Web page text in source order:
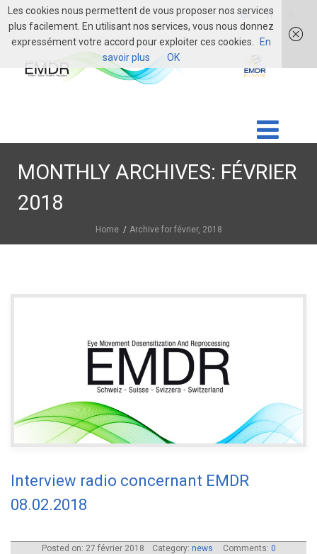
login de fr
MONTHLY ARCHIVES: FÉVRIER
2018
Home Archive for février, 2018
Interview radio concernant EMDR
08.02.2018
Posted on: 27 février 2018 Category: news Comments: 0
Les cookies nous permettent de vous proposer nos services
plus facilement. En utilisant nos services, vous nous donnez
expressément votre accord pour exploiter ces cookies.
En
savoir plus
OK